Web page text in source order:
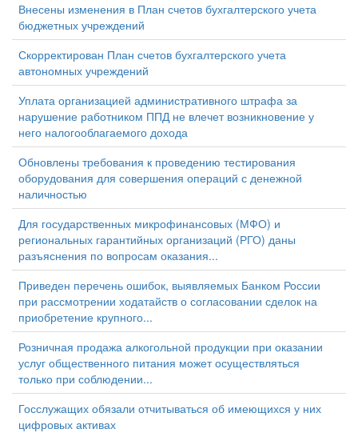
Внесены изменения в План счетов бухгалтерского учета
бюджетных учреждений
Скорректирован План счетов бухгалтерского учета
автономных учреждений
Уплата организацией административного штрафа за
нарушение работником ППД не влечет возникновение у
него налогооблагаемого дохода
Обновлены требования к проведению тестирования
оборудования для совершения операций с денежной
наличностью
Для государственных микрофинансовых (МФО) и
региональных гарантийных организаций (РГО) даны
разъяснения по вопросам оказания...
Приведен перечень ошибок, выявляемых Банком России
при рассмотрении ходатайств о согласовании сделок на
приобретение крупного...
Розничная продажа алкогольной продукции при оказании
услуг общественного питания может осуществляться
только при соблюдении...
Госслужащих обязали отчитываться об имеющихся у них
цифровых активах